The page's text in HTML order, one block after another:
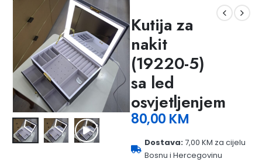
Kutija za
nakit
(19220-5)
sa led
osvjetljenjem
80,00 KM
Dostava:7,00 KM za cijelu
Bosnu i Hercegovinu